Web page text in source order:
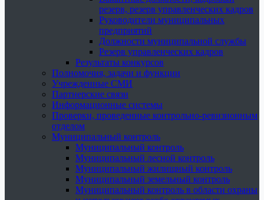
резерв, резерв управленческих кадров
Руководители муниципальных
предприятий
Должности муниципальной службы
Резерв управленческих кадров
Результаты конкурсов
Полномочия, задачи и функции
Учрежденные СМИ
Партнерские связи
Информационные системы
Проверки, проведенные контрольно-ревизионным
отделом
Муниципальный контроль
Муниципальный контроль
Муниципальный лесной контроль
Муниципальный жилищный контроль
Муниципальный земельный контроль
Муниципальный контроль в области охраны